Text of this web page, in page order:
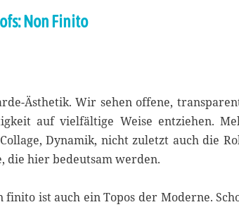
Non Finito
Ästhetik. Wir sehen offene,
auf vielfältige Weise entziehen.
Dynamik, nicht zuletzt auch die
die hier bedeutsam werden.
finito ist auch ein Topos der Moderne.